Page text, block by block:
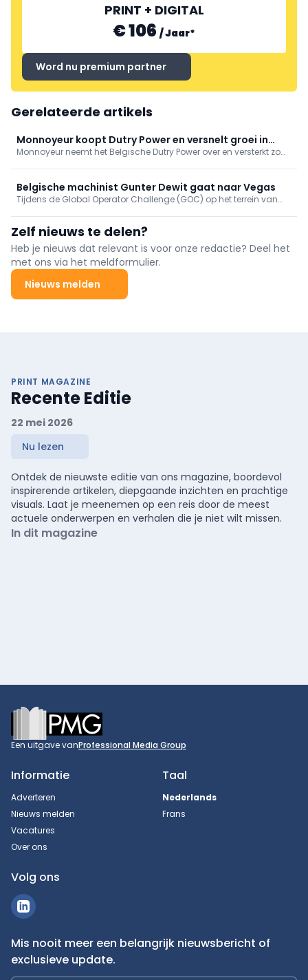
PRINT + DIGITAL
€ 106 /Jaar*
Word nu premium partner
Gerelateerde artikels
Monnoyeur koopt Dutry Power en versnelt groei in
energieverhuur
Monnoyeur neemt het Belgische Dutry Power over en versterkt zo
generatorverhuur en industriële energie in België.
Belgische machinist Gunter Dewit gaat naar Vegas
Tijdens de Global Operator Challenge (GOC) op het terrein van
kampioen.
Zelf nieuws te delen?
Heb je nieuws dat relevant is voor onze redactie? Deel het
met ons via het meldformulier.
Nieuws melden
PRINT MAGAZINE
Recente Editie
22 mei 2026
Nu lezen
Ontdek de nieuwste editie van ons magazine, boordevol
inspirerende artikelen, diepgaande inzichten en prachtige
visuals. Laat je meenemen op een reis door de meest
actuele onderwerpen en verhalen die je niet wilt missen.
In dit magazine
Footer
Een uitgave vanProfessional Media Group
Informatie
Adverteren
Nieuws melden
Vacatures
Over ons
Taal
Nederlands
Frans
Volg ons
Mis nooit meer een belangrijk nieuwsbericht of
exclusieve update.